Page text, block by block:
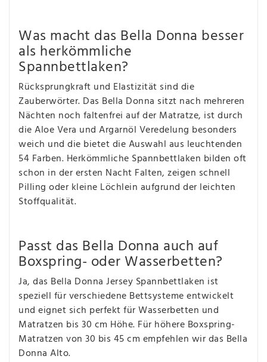
Was macht das Bella Donna besser
als herkömmliche
Spannbettlaken?
Rücksprungkraft und Elastizität sind die
Zauberwörter. Das Bella Donna sitzt nach mehreren
Nächten noch faltenfrei auf der Matratze, ist durch
die Aloe Vera und Argarnöl Veredelung besonders
weich und die bietet die Auswahl aus leuchtenden
54 Farben. Herkömmliche Spannbettlaken bilden oft
schon in der ersten Nacht Falten, zeigen schnell
Pilling oder kleine Löchlein aufgrund der leichten
Stoffqualität.
Passt das Bella Donna auch auf
Boxspring- oder Wasserbetten?
Ja, das Bella Donna Jersey Spannbettlaken ist
speziell für verschiedene Bettsysteme entwickelt
und eignet sich perfekt für Wasserbetten und
Matratzen bis 30 cm Höhe. Für höhere Boxspring-
Matratzen von 30 bis 45 cm empfehlen wir das Bella
Donna Alto.